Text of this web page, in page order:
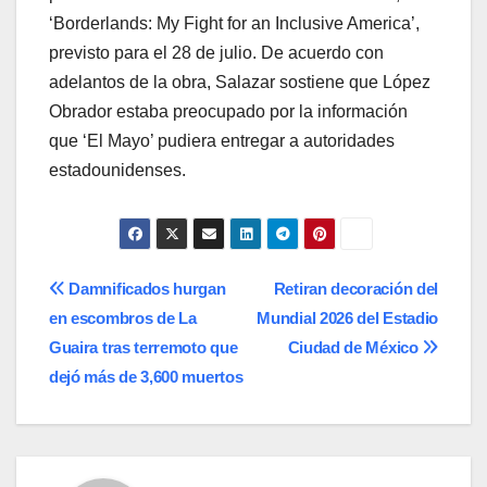
‘Borderlands: My Fight for an Inclusive America’,
previsto para el 28 de julio. De acuerdo con
adelantos de la obra, Salazar sostiene que López
Obrador estaba preocupado por la información
que ‘El Mayo’ pudiera entregar a autoridades
estadounidenses.
Navegación
de
entradas
Retiran decoración del
Mundial 2026 del Estadio
Ciudad de México
Damnificados hurgan
en escombros de La
Guaira tras terremoto que
dejó más de 3,600 muertos